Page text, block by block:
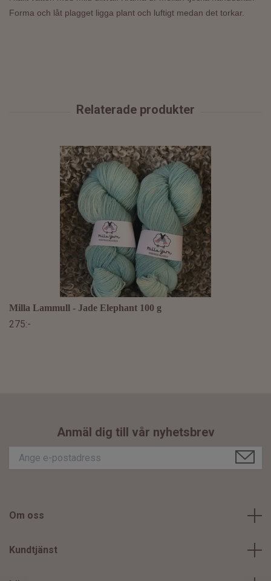
Forma och låt plagget ligga plant och luftigt medan det torkar.
Milla Lammull - Jade Elephant 100 g
275:-
Anmäl dig till vår nyhetsbrev
Om oss
Kundtjänst